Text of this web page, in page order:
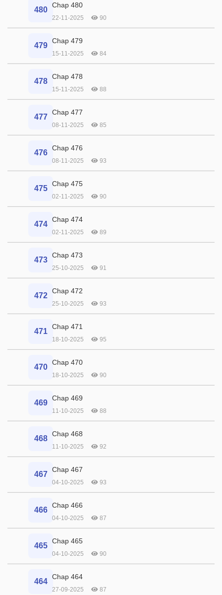
480
Chap 480
22-11-2025 90
479
Chap 479
15-11-2025 84
478
Chap 478
15-11-2025 88
477
Chap 477
08-11-2025 85
476
Chap 476
08-11-2025 93
475
Chap 475
02-11-2025 90
474
Chap 474
02-11-2025 89
473
Chap 473
25-10-2025 91
472
Chap 472
25-10-2025 93
471
Chap 471
18-10-2025 95
470
Chap 470
18-10-2025 90
469
Chap 469
11-10-2025 88
468
Chap 468
11-10-2025 92
467
Chap 467
04-10-2025 93
466
Chap 466
04-10-2025 87
465
Chap 465
04-10-2025 90
464
Chap 464
27-09-2025 87